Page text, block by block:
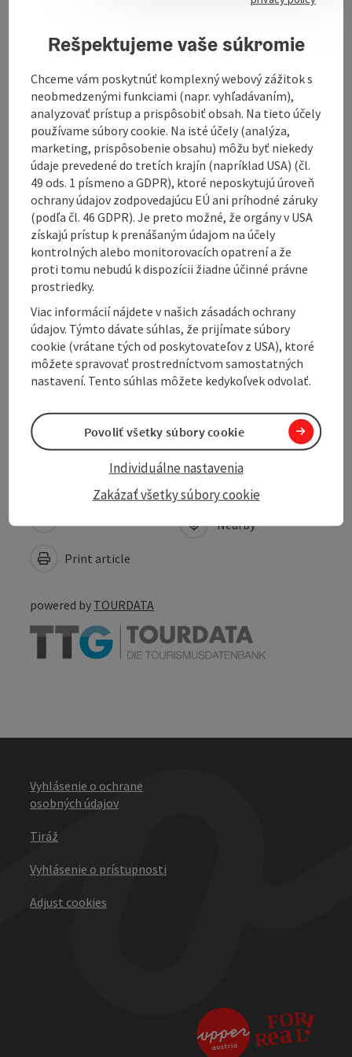
Contact
Opening hours
Kitchen
Equipment
Prices
Arrival
Suitability
Accessibility
Print article
Nearby
powered by TOURDATA
Vyhlásenie o ochrane
osobných údajov
Tiráž
Vyhlásenie o prístupnosti
Adjust cookies
Rešpektujeme vaše súkromie
Chceme vám poskytnúť komplexný webový zážitok s
neobmedzenými funkciami (napr. vyhľadávaním),
analyzovať prístup a prispôsobiť obsah. Na tieto účely
používame súbory cookie. Na isté účely (analýza,
marketing, prispôsobenie obsahu) môžu byť niekedy
údaje prevedené do tretích krajín (napríklad USA) (čl.
49 ods. 1 písmeno a GDPR), ktoré neposkytujú úroveň
ochrany údajov zodpovedajúcu EÚ ani príhodné záruky
(podľa čl. 46 GDPR). Je preto možné, že orgány v USA
získajú prístup k prenášaným údajom na účely
kontrolných alebo monitorovacích opatrení a že
proti tomu nebudú k dispozícii žiadne účinné právne
prostriedky.
Viac informácií nájdete v našich zásadách ochrany
údajov. Týmto dávate súhlas, že prijímate súbory
cookie (vrátane tých od poskytovateľov z USA), ktoré
môžete spravovať prostredníctvom samostatných
nastavení. Tento súhlas môžete kedykoľvek odvolať.
Zakázať všetky súbory cookie
Individuálne nastavenia
Povoliť všetky súbory cookie